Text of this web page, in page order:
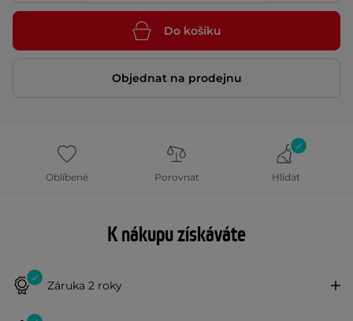
Do košíku
Objednat na prodejnu
Oblíbené Porovnat Hlídat
K nákupu získáváte
Záruka 2 roky